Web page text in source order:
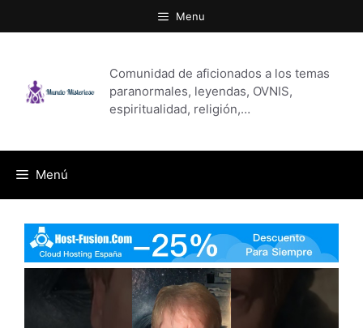
al
Menu
Comunidad de aficionados a los temas
paranormales, leyendas, OVNIS,
espiritualidad, religión,…
Menú